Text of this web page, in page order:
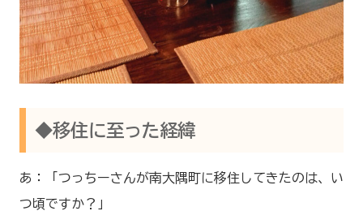
◆移住に至った経緯
あ：「つっちーさんが南大隅町に移住してきたのは、い
つ頃ですか？」